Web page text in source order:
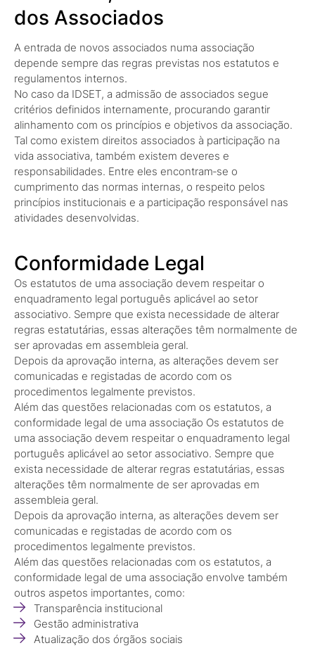
dos Associados
A entrada de novos associados numa associação
depende sempre das regras previstas nos estatutos e
regulamentos internos.
No caso da IDSET, a admissão de associados segue
critérios definidos internamente, procurando garantir
alinhamento com os princípios e objetivos da associação.
Tal como existem direitos associados à participação na
vida associativa, também existem deveres e
responsabilidades. Entre eles encontram‑se o
cumprimento das normas internas, o respeito pelos
princípios institucionais e a participação responsável nas
atividades desenvolvidas.
Conformidade Legal
Os estatutos de uma associação devem respeitar o
enquadramento legal português aplicável ao setor
associativo. Sempre que exista necessidade de alterar
regras estatutárias, essas alterações têm normalmente de
ser aprovadas em assembleia geral.
Depois da aprovação interna, as alterações devem ser
comunicadas e registadas de acordo com os
procedimentos legalmente previstos.
Além das questões relacionadas com os estatutos, a
conformidade legal de uma associação Os estatutos de
uma associação devem respeitar o enquadramento legal
português aplicável ao setor associativo. Sempre que
exista necessidade de alterar regras estatutárias, essas
alterações têm normalmente de ser aprovadas em
assembleia geral.
Depois da aprovação interna, as alterações devem ser
comunicadas e registadas de acordo com os
procedimentos legalmente previstos.
Além das questões relacionadas com os estatutos, a
conformidade legal de uma associação envolve também
outros aspetos importantes, como:
Transparência institucional
Gestão administrativa
Atualização dos órgãos sociais